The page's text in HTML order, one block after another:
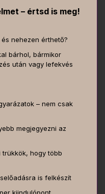
– értsd is meg!
nehezen érthető?
bárhol, bármikor
után vagy lefekvés
– nem csak
megjegyezni az
trükkök, hogy több
is felkészít